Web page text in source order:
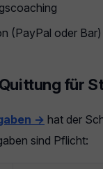
(PayPal oder Bar)
für
→ hat der
sind Pflicht: